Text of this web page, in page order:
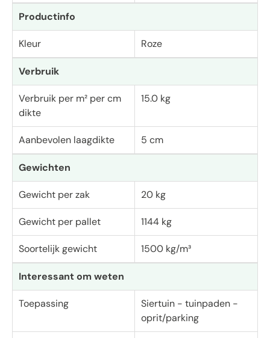
Productinfo
Kleur Roze
Verbruik
Verbruik per m² per cm
dikte
15.0 kg
Aanbevolen laagdikte 5 cm
Gewichten
Gewicht per zak 20 kg
Gewicht per pallet 1144 kg
Soortelijk gewicht 1500 kg/m³
Interessant om weten
Toepassing
Siertuin - tuinpaden -
oprit/parking